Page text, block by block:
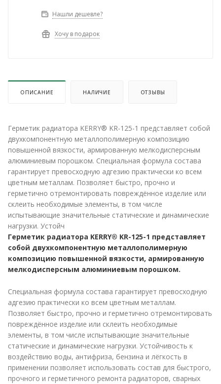
Нашли дешевле?
Хочу в подарок
ОПИСАНИЕ НАЛИЧИЕ ОТЗЫВЫ
Герметик радиатора KERRY® KR-125-1 представляет собой
двухкомпонентную металлополимерную композицию
повышенной вязкости, армированную мелкодисперсным
алюминиевым порошком. Специальная формула состава
гарантирует превосходную адгезию практически ко всем
цветным металлам. Позволяет быстро, прочно и
герметично отремонтировать повреждённое изделие или
склеить необходимые элементы, в том числе
испытывающие значительные статические и динамические
нагрузки. Устойч
Герметик радиатора KERRY® KR-125-1 представляет
собой двухкомпонентную металлополимерную
композицию повышенной вязкости, армированную
мелкодисперсным алюминиевым порошком.
Специальная формула состава гарантирует превосходную
адгезию практически ко всем цветным металлам.
Позволяет быстро, прочно и герметично отремонтировать
повреждённое изделие или склеить необходимые
элементы, в том числе испытывающие значительные
статические и динамические нагрузки. Устойчивость к
воздействию воды, антифриза, бензина и лёгкость в
применении позволяет использовать состав для быстрого,
прочного и герметичного ремонта радиаторов, сварных